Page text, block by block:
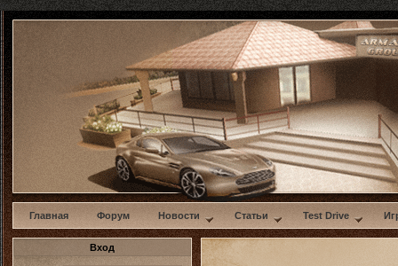
w
Главная Форум Новости Статьи Test Drive
Вход